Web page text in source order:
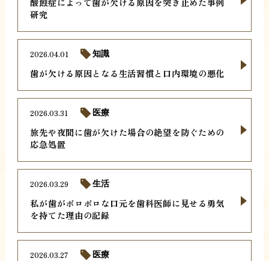
研究
歯が欠ける原因となる生活習慣と口内環境の悪化
2026.04.01 知識
旅先や夜間に歯が欠けた場合の絶望を防ぐための
応急処置
2026.03.31 医療
私が歯がボロボロな口元を歯科医師に見せる勇気
を持てた理由の記録
2026.03.29 生活
2026.03.27 医療